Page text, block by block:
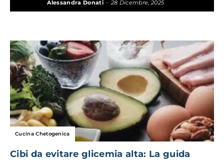
Alessandra Donati - 28 Dicembre, 2025
Cucina Chetogenica
Cibi da evitare glicemia alta: La guida